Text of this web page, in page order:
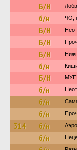
Б/Н
б/н ЧО,
Б/Н
Б/Н
Б/Н
б/н
Б/Н МУП
б/н
б/н
б/н
314 б/н
б/н